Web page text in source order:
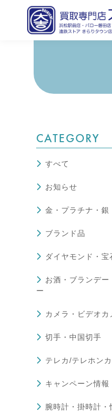
CATEGORY
すべて
お知らせ
金・プラチナ・銀
ブランド品
ダイヤモンド・宝
お酒・ブランデー
ー
カメラ・ビデオカ
切手・中国切手
テレカ/テレホン
キャンペーン情報
腕時計・掛時計・